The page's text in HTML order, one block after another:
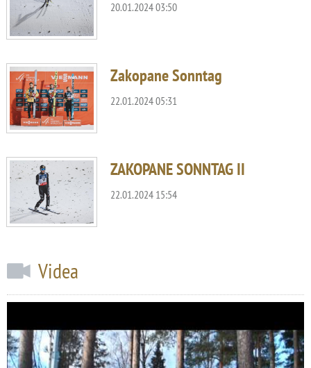
20.01.2024 03:50
Zakopane Sonntag
22.01.2024 05:31
ZAKOPANE SONNTAG II
22.01.2024 15:54
Videa